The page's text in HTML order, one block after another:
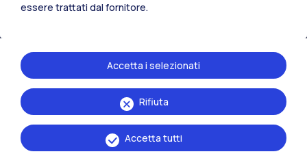
essere trattati dal fornitore.
Rifiuta
Accetta i selezionati
Accetta tutti